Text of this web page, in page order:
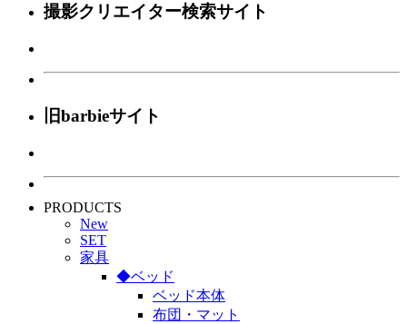
撮影クリエイター検索サイト
旧barbieサイト
PRODUCTS
New
SET
家具
◆ベッド
ベッド本体
布団・マット